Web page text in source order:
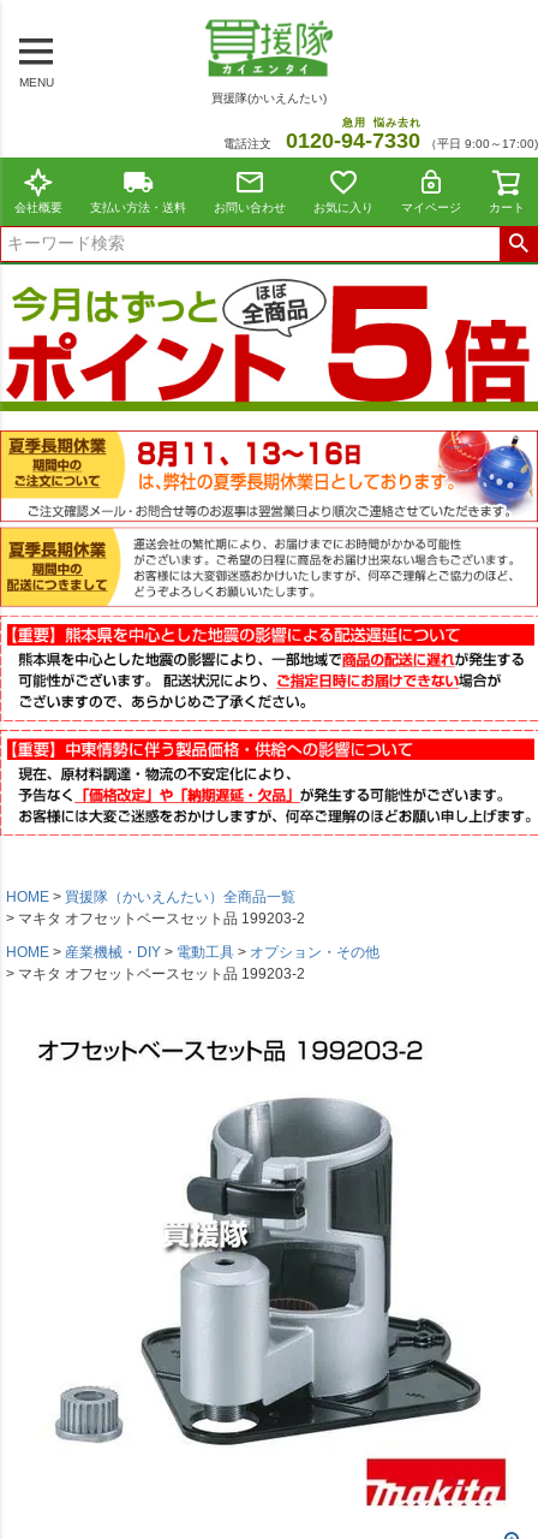
MENU
買援隊(かいえんたい)
電話注文 0120-94
急用
-7330
悩み去れ
（平日 9:00～17:00)
会社概要 支払い方法・送料 お問い合わせ お気に入り マイページ カート
HOME
買援隊（かいえんたい）全商品一覧
マキタ オフセットベースセット品 199203-2
HOME
産業機械・DIY 電動工具
オプション・その他
マキタ オフセットベースセット品 199203-2